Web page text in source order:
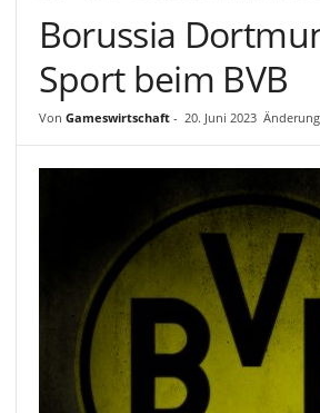
Borussia
Sport beim BVB
Von Gameswirtschaft- 20. Juni 2023